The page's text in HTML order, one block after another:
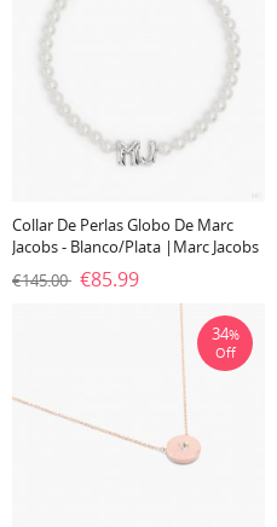
Collar De Perlas Globo De Marc
Jacobs - Blanco/plata |Marc Jacobs
€145.00 €85.99
34%
Off